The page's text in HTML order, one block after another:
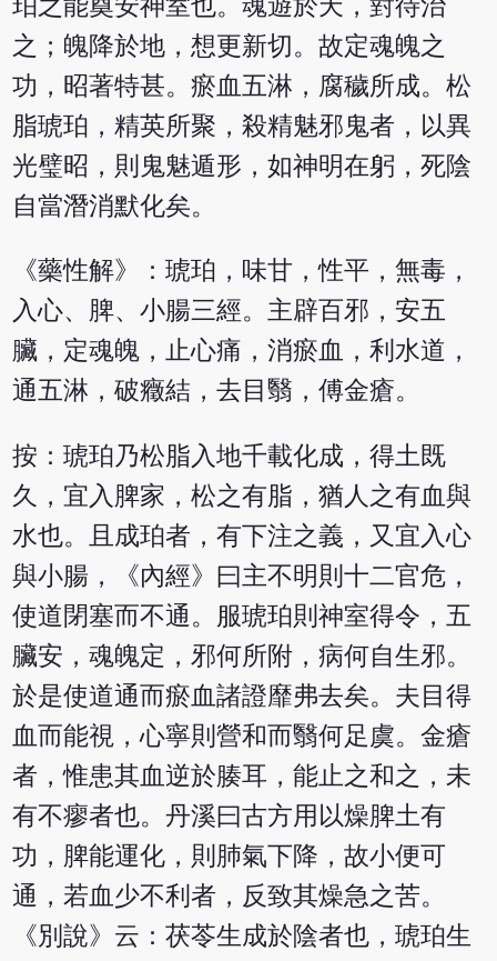
珀之能奠安神室也。魂遊於天，對待治
之；魄降於地，想更新切。故定魂魄之
功，昭著特甚。瘀血五淋，腐穢所成。松
脂琥珀，精英所聚，殺精魅邪鬼者，以異
光璧昭，則鬼魅遁形，如神明在躬，死陰
自當潛消默化矣。
《藥性解》：琥珀，味甘，性平，無毒，
入心、脾、小腸三經。主辟百邪，安五
臟，定魂魄，止心痛，消瘀血，利水道，
通五淋，破癥結，去目翳，傅金瘡。
按：琥珀乃松脂入地千載化成，得土既
久，宜入脾家，松之有脂，猶人之有血與
水也。且成珀者，有下注之義，又宜入心
與小腸，《內經》曰主不明則十二官危，
使道閉塞而不通。服琥珀則神室得令，五
臟安，魂魄定，邪何所附，病何自生邪。
於是使道通而瘀血諸證靡弗去矣。夫目得
血而能視，心寧則營和而翳何足虞。金瘡
者，惟患其血逆於腠耳，能止之和之，未
有不瘳者也。丹溪曰古方用以燥脾土有
功，脾能運化，則肺氣下降，故小便可
通，若血少不利者，反致其燥急之苦。
《別說》云：茯苓生成於陰者也，琥珀生